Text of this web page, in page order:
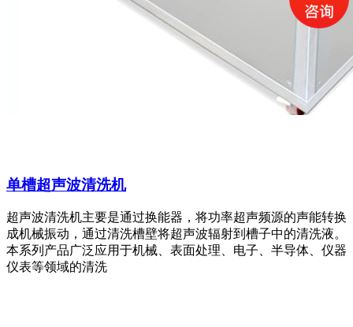
单槽超声波清洗机
超声波清洗机主要是通过换能器，将功率超声频源的声能转换
成机械振动，通过清洗槽壁将超声波辐射到槽子中的清洗液。
本系列产品广泛应用于机械、表面处理、电子、半导体、仪器
仪表等领域的清洗